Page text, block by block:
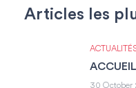
Articles les
30 October